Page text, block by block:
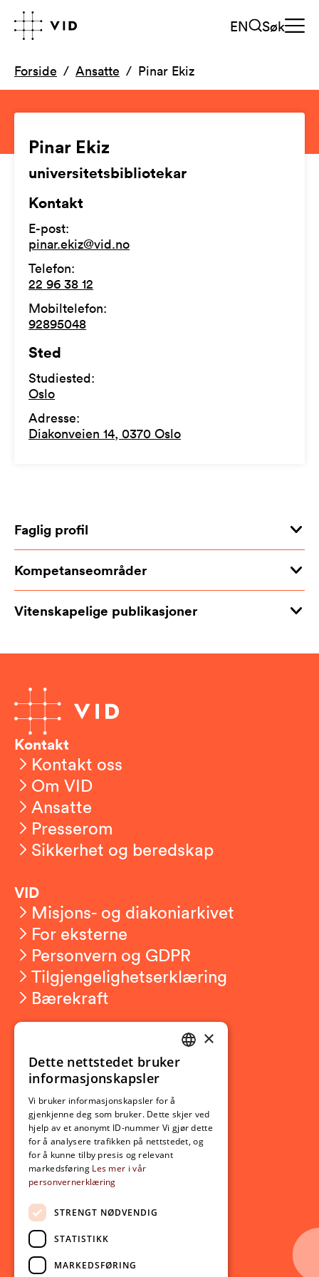
EN Søk
Forside Ansatte Pinar Ekiz
Pinar Ekiz
universitetsbibliotekar
Kontakt
E-post:
pinar.ekiz@vid.no
Telefon:
22 96 38 12
Mobiltelefon:
92895048
Sted
Studiested:
Oslo
Adresse:
Diakonveien 14, 0370 Oslo
Faglig profil
Kompetanseområder
Vitenskapelige publikasjoner
Kontakt
Kontakt oss
Om VID
Ansatte
Presserom
Sikkerhet og beredskap
VID
Misjons- og diakoniarkivet
For eksterne
Personvern og GDPR
Tilgjengelighetserklæring
Bærekraft
Ny student
Utveksling
Opptak
Lov- og regelverk
Aktuelt
Nyheter
Arrangementer
Nyhetsbrev
Ledige stillinger
Følg oss på sosiale medier:
NORWEGIAN
×
Dette nettstedet bruker
informasjonskapsler
Vi bruker informasjonskapsler for å
gjenkjenne deg som bruker. Dette skjer ved
hjelp av et anonymt ID-nummer Vi gjør dette
for å analysere trafikken på nettstedet, og
for å kunne tilby presis og relevant
markedsføring Les mer i vår
personvernerklæring
STRENGT NØDVENDIG
STATISTIKK
MARKEDSFØRING